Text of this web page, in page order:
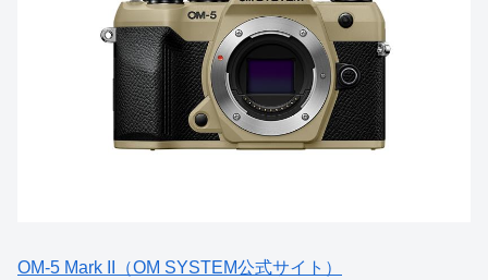
OM-5 Mark II（OM SYSTEM公式サイト）